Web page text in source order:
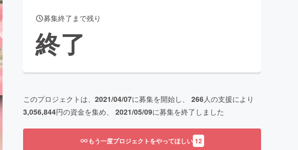
ニティ
募集終了まで残り
終了
このプロジェクトは、 2021/04/07に募集を開始し、 266人の支援により
3,056,844円の資金を集め、 2021/05/09に募集を終了しました
もう一度プロジェクトをやってほしい 12